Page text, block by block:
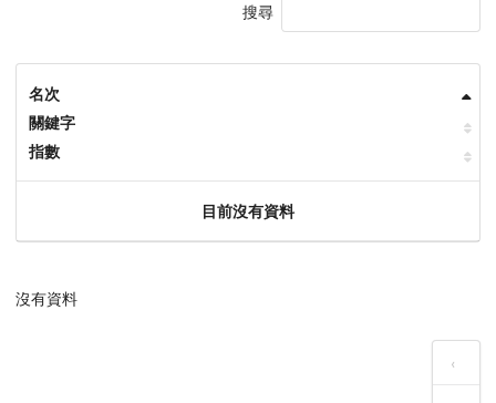
搜尋
名次
關鍵字
指數
目前沒有資料
沒有資料
‹